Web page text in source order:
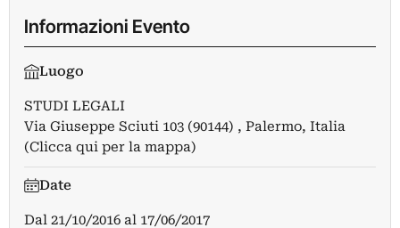
Informazioni Evento
Luogo
STUDI LEGALI
Via Giuseppe Sciuti 103 (90144) , Palermo, Italia
(Clicca qui per la mappa)
Date
Dal 21/10/2016 al 17/06/2017